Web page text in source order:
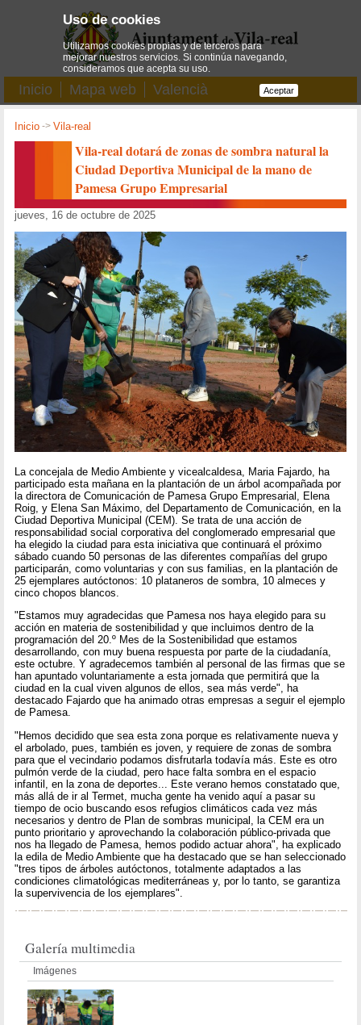
Inicio Mapa web Valencià
Inicio ->Vila-real
Vila-real dotará de zonas de sombra natural la
Ciudad Deportiva Municipal de la mano de
Pamesa Grupo Empresarial
jueves, 16 de octubre de 2025
La concejala de Medio Ambiente y vicealcaldesa, Maria Fajardo, ha
participado esta mañana en la plantación de un árbol acompañada por
la directora de Comunicación de Pamesa Grupo Empresarial, Elena
Roig, y Elena San Máximo, del Departamento de Comunicación, en la
Ciudad Deportiva Municipal (CEM). Se trata de una acción de
responsabilidad social corporativa del conglomerado empresarial que
ha elegido la ciudad para esta iniciativa que continuará el próximo
sábado cuando 50 personas de las diferentes compañías del grupo
participarán, como voluntarias y con sus familias, en la plantación de
25 ejemplares autóctonos: 10 plataneros de sombra, 10 almeces y
cinco chopos blancos.
"Estamos muy agradecidas que Pamesa nos haya elegido para su
acción en materia de sostenibilidad y que incluimos dentro de la
programación del 20.º Mes de la Sostenibilidad que estamos
desarrollando, con muy buena respuesta por parte de la ciudadanía,
este octubre. Y agradecemos también al personal de las firmas que se
han apuntado voluntariamente a esta jornada que permitirá que la
ciudad en la cual viven algunos de ellos, sea más verde", ha
destacado Fajardo que ha animado otras empresas a seguir el ejemplo
de Pamesa.
"Hemos decidido que sea esta zona porque es relativamente nueva y
el arbolado, pues, también es joven, y requiere de zonas de sombra
para que el vecindario podamos disfrutarla todavía más. Este es otro
pulmón verde de la ciudad, pero hace falta sombra en el espacio
infantil, en la zona de deportes... Este verano hemos constatado que,
más allá de ir al Termet, mucha gente ha venido aquí a pasar su
tiempo de ocio buscando esos refugios climáticos cada vez más
necesarios y dentro de Plan de sombras municipal, la CEM era un
punto prioritario y aprovechando la colaboración público-privada que
nos ha llegado de Pamesa, hemos podido actuar ahora", ha explicado
la edila de Medio Ambiente que ha destacado que se han seleccionado
"tres tipos de árboles autóctonos, totalmente adaptados a las
condiciones climatológicas mediterráneas y, por lo tanto, se garantiza
la supervivencia de los ejemplares".
Galería multimedia
Imágenes
Uso de cookies
Utilizamos cookies propias y de terceros para
mejorar nuestros servicios. Si continúa navegando,
consideramos que acepta su uso.
Aceptar